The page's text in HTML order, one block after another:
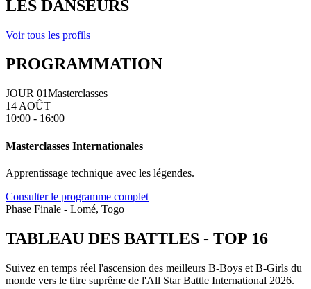
LES DANSEURS
Voir tous les profils
PROGRAMMATION
JOUR 01Masterclasses
14 AOÛT
10:00 - 16:00
Masterclasses Internationales
Apprentissage technique avec les légendes.
Consulter le programme complet
Phase Finale - Lomé, Togo
TABLEAU DES BATTLES - TOP 16
Suivez en temps réel l'ascension des meilleurs B-Boys et B-Girls du
monde vers le titre suprême de l'All Star Battle International 2026.